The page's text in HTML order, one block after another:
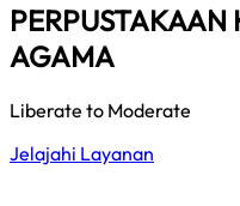
PERPUSTAKAAN
AGAMA
Liberate to Moderate
Jelajahi Layanan